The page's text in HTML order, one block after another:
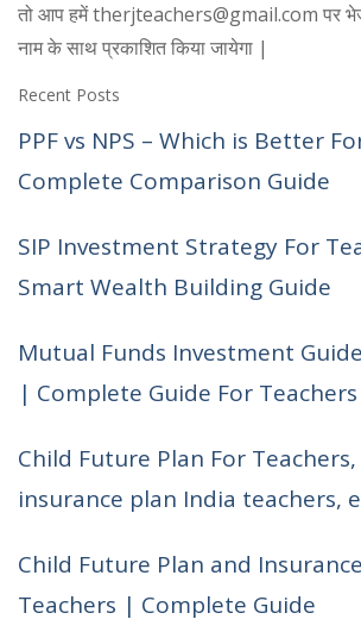
तो आप हमें therjteachers@gmail.com पर
नाम के साथ प्रकाशित किया जायेगा |
Recent Posts
PPF vs NPS – Which is Better
Complete Comparison Guide
SIP Investment Strategy For
Smart Wealth Building Guide
Mutual Funds Investment
| Complete Guide For Teachers
Child Future Plan For
insurance plan India teachers,
investment plan India, teacher
planning child future
Child Future Plan and
Teachers | Complete Guide